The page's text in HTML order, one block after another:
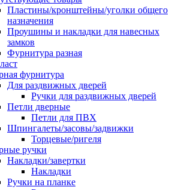
Пластины/кронштейны/уголки общего
назначения
Проушины и накладки для навесных
замков
Фурнитура разная
фурнитура
Для раздвижных дверей
Ручки для раздвижных дверей
Петли дверные
Петли для ПВХ
Шпингалеты/засовы/задвижки
Торцевые/ригеля
ручки
Накладки/завертки
Накладки
Ручки на планке